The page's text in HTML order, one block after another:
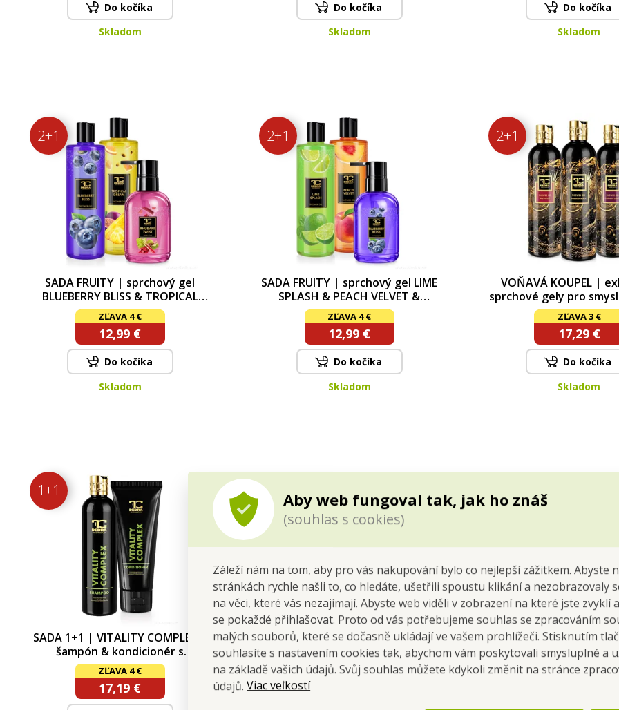
Aby web fungoval tak, jak ho znáš
(souhlas s cookies)
Záleží nám na tom, aby pro vás nakupování bylo co nejlepší zážitkem. Abyste
stránkách rychle našli to, co hledáte, ušetřili spoustu klikání a nezobrazovaly
na věci, které vás nezajímají. Abyste web viděli v zobrazení na které jste zvyklí
se pokaždé přihlašovat. Proto od vás potřebujeme souhlas se zpracováním
malých souborů, které se dočasně ukládají ve vašem prohlížeči. Stisknutím
souhlasíte s nastavením cookies tak, abychom vám poskytovali smysluplné a
na základě vašich údajů. Svůj souhlas můžete kdykoli změnit na stránce
údajů.Viac veľkostí
Do kočíka
Skladom
Do kočíka
Skladom
Do kočíka
Skladom
2+1
SADA FRUITY | sprchový gel
BLUEBERRY BLISS & TROPICAL
DREAM & tekuté mýdlo RHUBARB
TWIST | 2+1
ZĽAVA 4 €
12,99 €
Do kočíka
Skladom
2+1
SADA FRUITY | sprchový gel LIME
SPLASH & PEACH VELVET &
tekuté mýdlo BLUEBERRY BLISS |
2+1
ZĽAVA 4 €
12,99 €
Do kočíka
Skladom
2+1
VOŇAVÁ KOUPEL |
sprchové gely pro
| OBSIDIAN BLACK, RED
MIDNIGHT CHERRY
ZĽAVA 3 €
17,29 €
Do kočíka
Skladom
1+1
SADA 1+1 | VITALITY COMPLEX |
šampón & kondicionér s
Keratinem & Pšeničnými proteiny
| výživa & posílení vlasů
ZĽAVA 4 €
17,19 €
PRINCESS
Buď aj ty